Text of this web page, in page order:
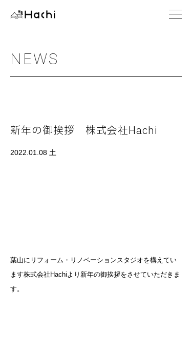
NEWS
新年の御挨拶 株式会社Hachi
2022.01.08 土
葉山にリフォーム・リノベーションスタジオを構えてい
ます株式会社Hachiより新年の御挨拶をさせていただきま
す。